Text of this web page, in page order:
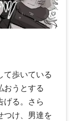
て歩いている
おうとする
げる。さら
つけ、男達を